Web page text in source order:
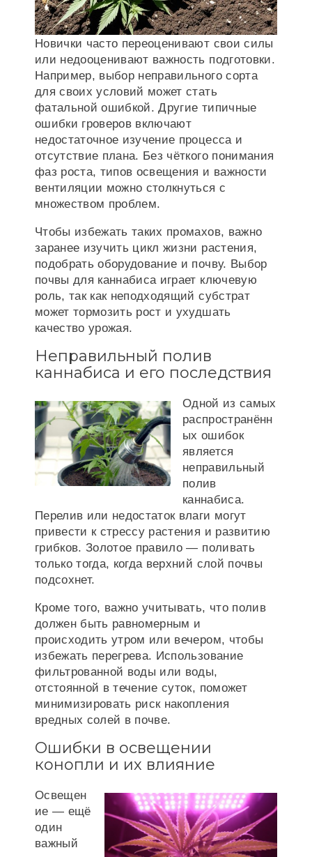
Новички часто переоценивают свои силы
или недооценивают важность подготовки.
Например, выбор неправильного сорта
для своих условий может стать
фатальной ошибкой. Другие типичные
ошибки гроверов включают
недостаточное изучение процесса и
отсутствие плана. Без чёткого понимания
фаз роста, типов освещения и важности
вентиляции можно столкнуться с
множеством проблем.
Чтобы избежать таких промахов, важно
заранее изучить цикл жизни растения,
подобрать оборудование и почву. Выбор
почвы для каннабиса играет ключевую
роль, так как неподходящий субстрат
может тормозить рост и ухудшать
качество урожая.
Неправильный полив
каннабиса и его последствия
Одной из самых
распространённ
ых ошибок
является
неправильный
полив
каннабиса.
Перелив или недостаток влаги могут
привести к стрессу растения и развитию
грибков. Золотое правило — поливать
только тогда, когда верхний слой почвы
подсохнет.
Кроме того, важно учитывать, что полив
должен быть равномерным и
происходить утром или вечером, чтобы
избежать перегрева. Использование
фильтрованной воды или воды,
отстоянной в течение суток, поможет
минимизировать риск накопления
вредных солей в почве.
Ошибки в освещении
конопли и их влияние
Освещен
ие — ещё
один
важный